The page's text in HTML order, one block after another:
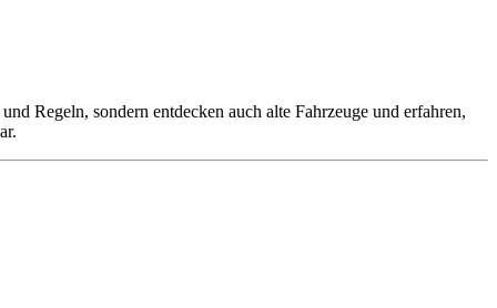
Regeln, sondern entdecken auch alte Fahrzeuge und erfahren,